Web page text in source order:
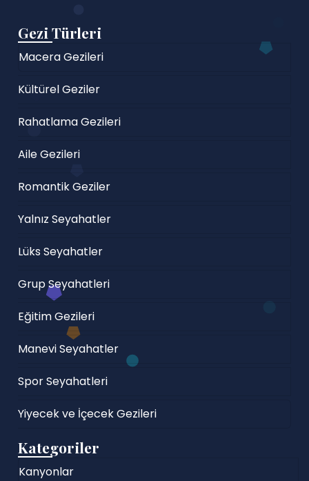
Gezi Türleri
Macera Gezileri
Kültürel Geziler
Rahatlama Gezileri
Aile Gezileri
Romantik Geziler
Yalnız Seyahatler
Lüks Seyahatler
Grup Seyahatleri
Eğitim Gezileri
Manevi Seyahatler
Spor Seyahatleri
Yiyecek ve İçecek Gezileri
Kategoriler
Kanyonlar